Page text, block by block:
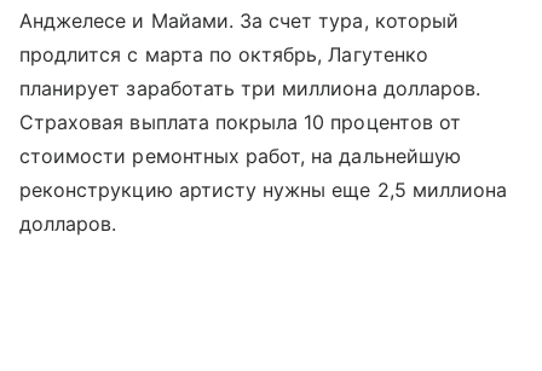
Анджелесе и Майами. За счет тура, который
продлится с марта по октябрь, Лагутенко
планирует заработать три миллиона долларов.
Страховая выплата покрыла 10 процентов от
стоимости ремонтных работ, на дальнейшую
реконструкцию артисту нужны еще 2,5 миллиона
долларов.